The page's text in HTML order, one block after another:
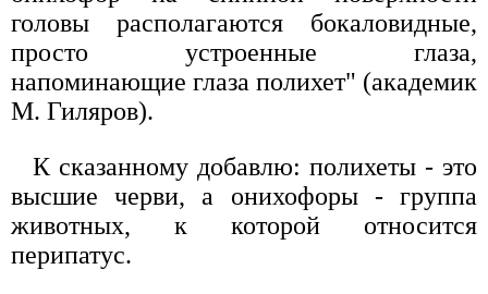
головы располагаются бокаловидные,
просто устроенные глаза,
напоминающие глаза полихет" (академик
М. Гиляров).
К сказанному добавлю: полихеты - это
высшие черви, а онихофоры - группа
животных, к которой относится
перипатус.